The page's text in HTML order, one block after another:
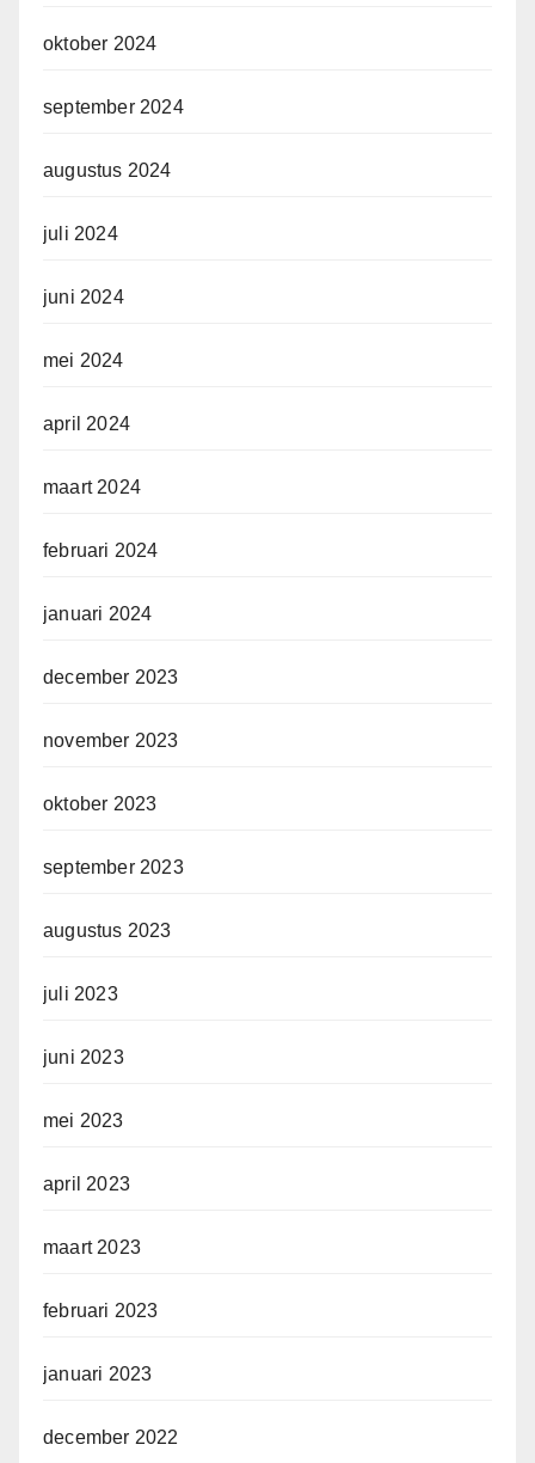
oktober 2024
september 2024
augustus 2024
juli 2024
juni 2024
mei 2024
april 2024
maart 2024
februari 2024
januari 2024
december 2023
november 2023
oktober 2023
september 2023
augustus 2023
juli 2023
juni 2023
mei 2023
april 2023
maart 2023
februari 2023
januari 2023
december 2022